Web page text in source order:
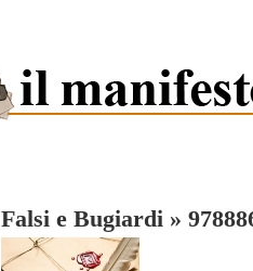
Falsi e Bugiardi »